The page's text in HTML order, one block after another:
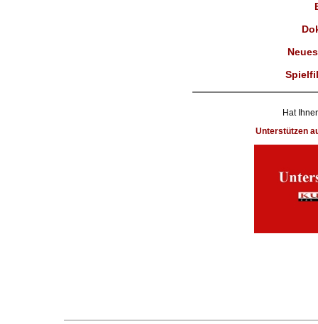
Hat
Unterstützen